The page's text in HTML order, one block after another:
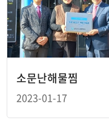
소문난해물찜
2023-01-17